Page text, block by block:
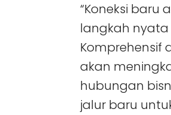
“Koneksi baru
langkah
Komprehensif
akan
hubungan
jalur baru